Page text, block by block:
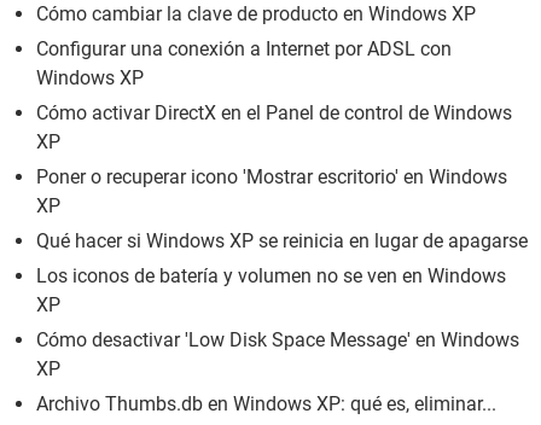
Cómo cambiar la clave de producto en Windows XP
Configurar una conexión a Internet por ADSL con
Windows XP
Cómo activar DirectX en el Panel de control de Windows
XP
Poner o recuperar icono 'Mostrar escritorio' en Windows
XP
Qué hacer si Windows XP se reinicia en lugar de apagarse
Los iconos de batería y volumen no se ven en Windows
XP
Cómo desactivar 'Low Disk Space Message' en Windows
XP
Archivo Thumbs.db en Windows XP: qué es, eliminar...